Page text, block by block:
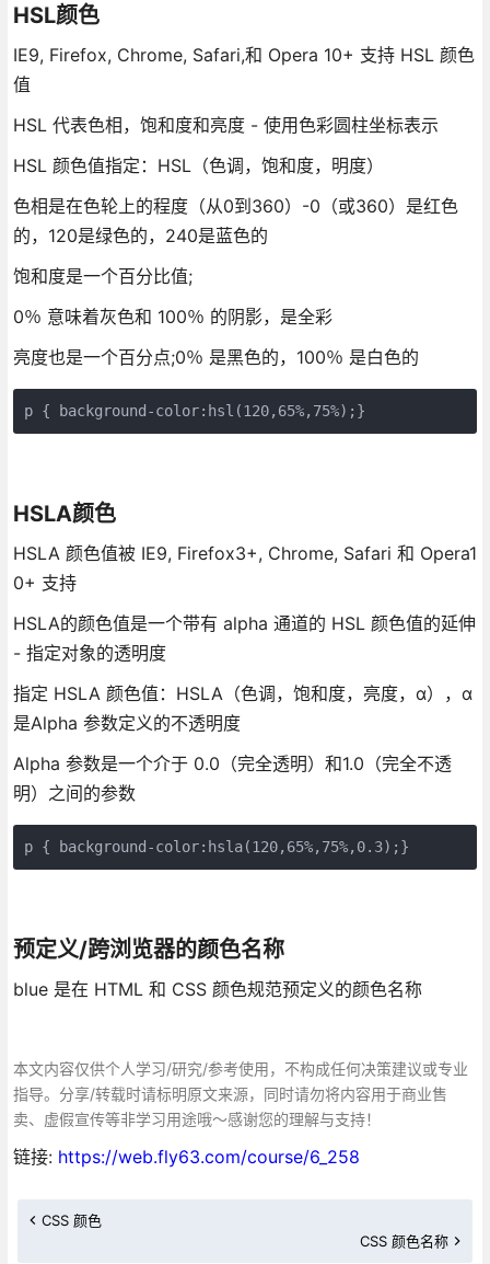
HSL颜色
IE9, Firefox, Chrome, Safari,和 Opera 10+ 支持 HSL 颜色
值
HSL 代表色相，饱和度和亮度 - 使用色彩圆柱坐标表示
HSL 颜色值指定：HSL（色调，饱和度，明度）
色相是在色轮上的程度（从0到360）-0（或360）是红色
的，120是绿色的，240是蓝色的
饱和度是一个百分比值;
0％ 意味着灰色和 100％ 的阴影，是全彩
亮度也是一个百分点;0％ 是黑色的，100％ 是白色的
HSLA颜色
HSLA 颜色值被 IE9, Firefox3+, Chrome, Safari 和 Opera1
0+ 支持
HSLA的颜色值是一个带有 alpha 通道的 HSL 颜色值的延伸
- 指定对象的透明度
指定 HSLA 颜色值：HSLA（色调，饱和度，亮度，α），α
是Alpha 参数定义的不透明度
Alpha 参数是一个介于 0.0（完全透明）和1.0（完全不透
明）之间的参数
预定义/跨浏览器的颜色名称
blue 是在 HTML 和 CSS 颜色规范预定义的颜色名称
本文内容仅供个人学习/研究/参考使用，不构成任何决策建议或专业
指导。分享/转载时请标明原文来源，同时请勿将内容用于商业售
卖、虚假宣传等非学习用途哦～感谢您的理解与支持！
链接: https://web.fly63.com/course/6_258
CSS 颜色
CSS 颜色名称